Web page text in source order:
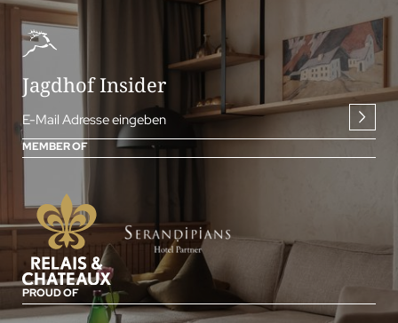
Jagdhof Insider
E-Mail Adresse eingeben
MEMBER OF
PROUD OF